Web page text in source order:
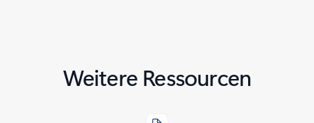
Weitere Ressourcen